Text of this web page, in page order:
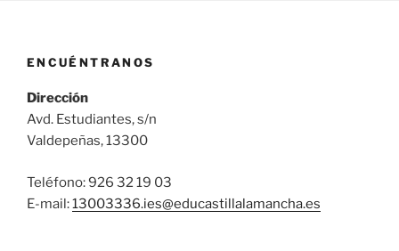
ENCUÉNTRANOS
Dirección
Avd. Estudiantes, s/n
Valdepeñas, 13300
Teléfono: 926 32 19 03
E-mail:13003336.ies@educastillalamancha.es